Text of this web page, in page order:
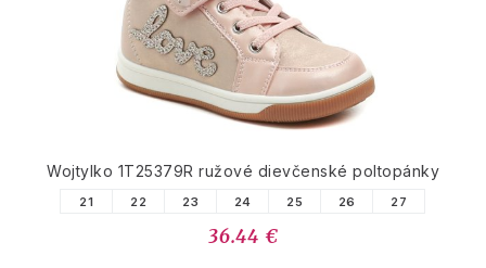
Wojtylko 1T25379R ružové dievčenské poltopánky
21 22 23 24 25 26 27
36.44 €